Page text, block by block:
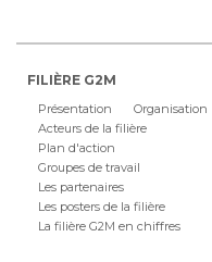
FILIÈRE G2M
Présentation
Organisation
Acteurs de la filière
Plan d'action
Groupes de travail
Les partenaires
Les posters de la filière
La filière G2M en chiffres